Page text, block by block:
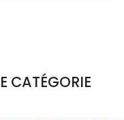
CATÉGORIE